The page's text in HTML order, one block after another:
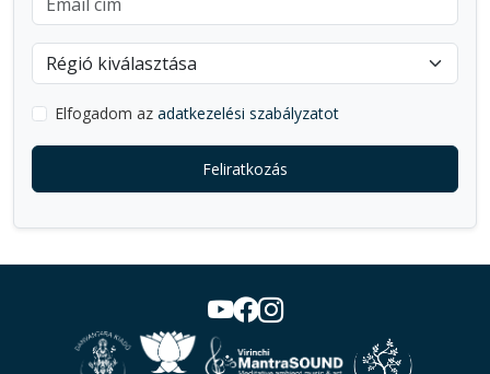
Elfogadom az adatkezelési szabályzatot
Feliratkozás